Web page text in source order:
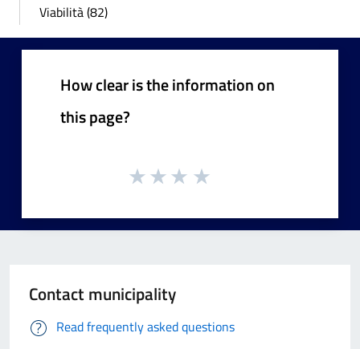
Viabilità (82)
How clear is the information on
this page?
Contact municipality
Read frequently asked questions